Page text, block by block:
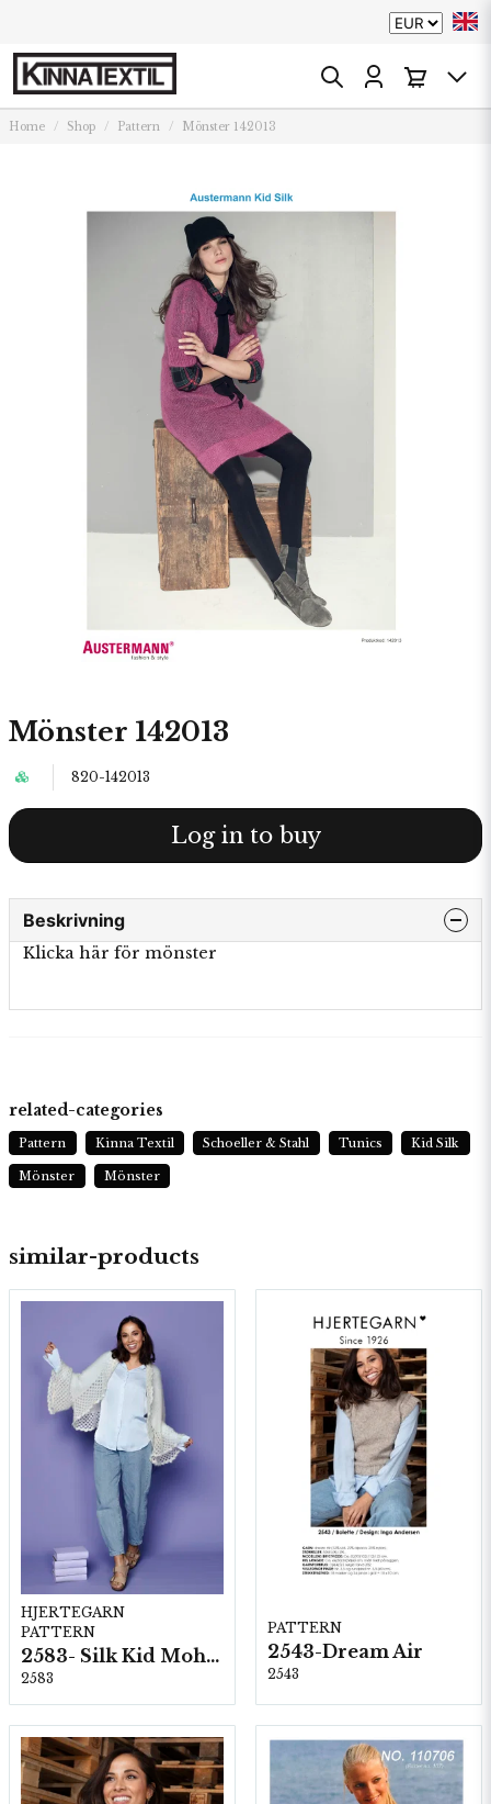
Home Shop Pattern Mönster 142013
Mönster 142013
820-142013
Log in to buy
Beskrivning
Klicka här för mönster
similar-products
HJERTEGARN
PATTERN
2583- Silk Kid Mohair
2583
PATTERN
2543-Dream Air
2543
related-categories
Pattern Kinna Textil Schoeller & Stahl Tunics Kid Silk
Mönster Mönster